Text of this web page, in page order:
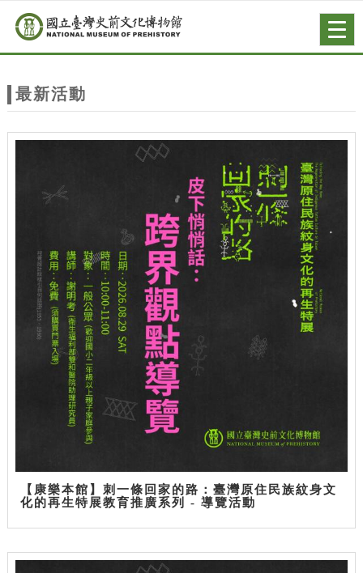
站
主
跳到主要內容
網站導覽
最新活動
【康樂本館】刺一條回家的路：臺灣原住民族紋身文
化的再生特展教育推廣系列 - 導覽活動